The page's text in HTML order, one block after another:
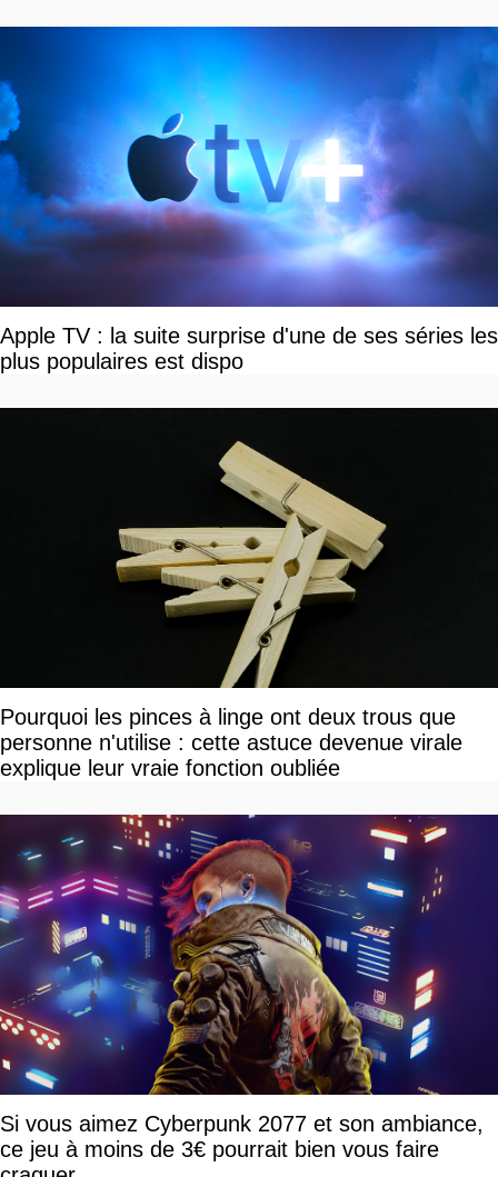
Apple TV : la suite surprise d'une de ses séries les
plus populaires est dispo
Pourquoi les pinces à linge ont deux trous que
personne n'utilise : cette astuce devenue virale
explique leur vraie fonction oubliée
Si vous aimez Cyberpunk 2077 et son ambiance,
ce jeu à moins de 3€ pourrait bien vous faire